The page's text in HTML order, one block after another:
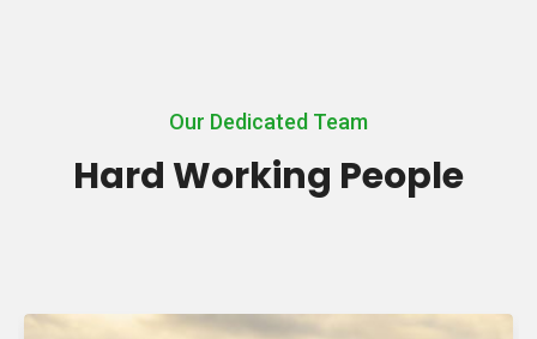
Our Dedicated Team
Hard Working People